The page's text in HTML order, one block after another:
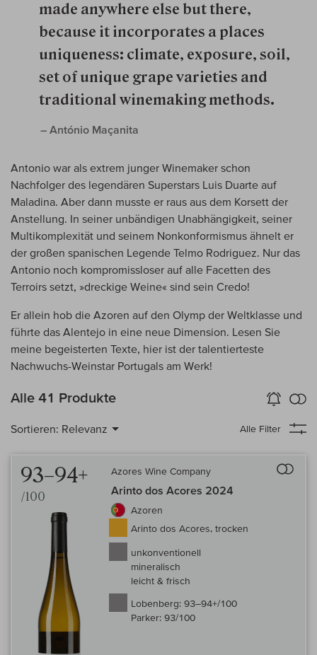
made anywhere else but there,
because it incorporates a places
unique­ness: climate, exposure, soil,
set of unique grape varieties and
traditional winemaking methods.
– António Maçanita
Antonio war als extrem junger Winemaker schon
Nachfolger des legendären Superstars Luis Duarte auf
Maladina. Aber dann musste er raus aus dem Korsett der
Anstellung. In seiner unbändigen Unabhängigkeit, seiner
Multikomplexität und seinem Nonkonformismus ähnelt er
der großen spanischen Legende Telmo Rodriguez. Nur das
Antonio noch kompromissloser auf alle Facetten des
Terroirs setzt, »dreckige Weine« sind sein Credo!
Er allein hob die Azoren auf den Olymp der Weltklasse und
führte das Alentejo in eine neue Dimension. Lesen Sie
meine begeisterten Texte, hier ist der talentierteste
Nachwuchs-Weinstar Portugals am Werk!
Alle 41 Produkte Wein-Alarm
aktivieren
Sortieren: Relevanz Alle Filter
93–94+
/100
Azores Wine Company
Arinto dos Acores 2024
Azoren
Arinto dos Acores, trocken
unkonventionell
mineralisch
leicht & frisch
Lobenberg: 93–94+/100
Parker: 93/100